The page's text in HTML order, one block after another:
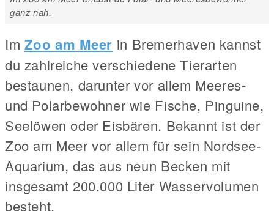
ganz nah.
Im Zoo am Meer in Bremerhaven kannst
du zahlreiche verschiedene Tierarten
bestaunen, darunter vor allem Meeres-
und Polarbewohner wie Fische, Pinguine,
Seelöwen oder Eisbären. Bekannt ist der
Zoo am Meer vor allem für sein Nordsee-
Aquarium, das aus neun Becken mit
insgesamt 200.000 Liter Wasservolumen
besteht.